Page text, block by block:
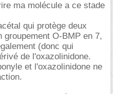
ma molécule a ce stade
qui protège deux
O-BMP en 7,
(donc qui
de l'oxazolinidone.
et l'oxazolinidone ne